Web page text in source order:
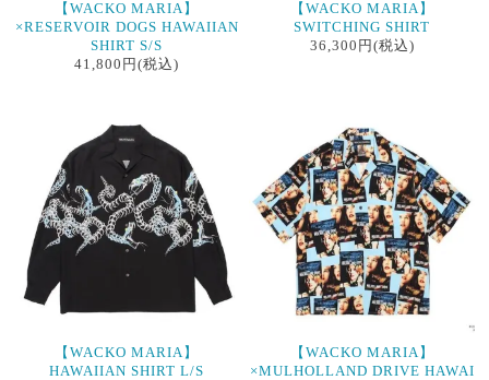
【WACKO MARIA】
×RESERVOIR DOGS HAWAIIAN
SHIRT S/S
41,800円(税込)
【WACKO MARIA】
SWITCHING SHIRT
36,300円(税込)
【WACKO MARIA】
HAWAIIAN SHIRT L/S
【WACKO MARIA】
×MULHOLLAND DRIVE HAWAI